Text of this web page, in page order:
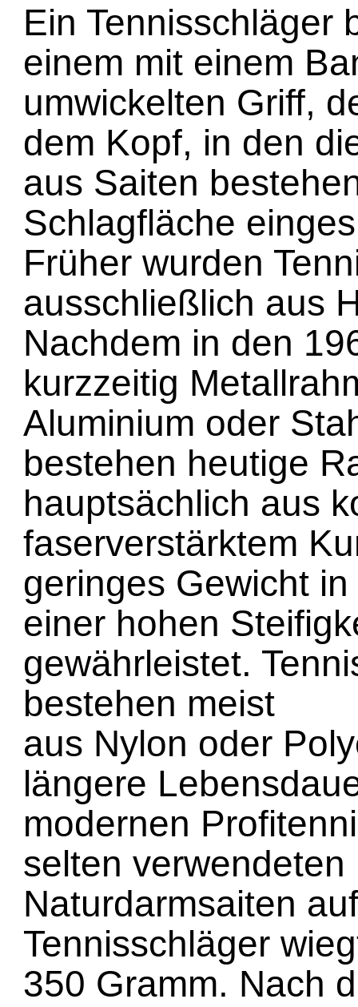
Ein Tennisschläger
einem mit einem
umwickelten Griff,
dem Kopf, in den
aus Saiten
Schlagfläche
Früher wurden
ausschließlich aus
Nachdem in den
kurzzeitig
Aluminium oder
bestehen heutige
hauptsächlich aus
faserverstärktem
geringes Gewicht
einer hohen
gewährleistet.
bestehen meist
aus Nylon oder
längere
modernen
selten verwendeten
Naturdarmsaiten
Tennisschläger
350 Gramm. Nach